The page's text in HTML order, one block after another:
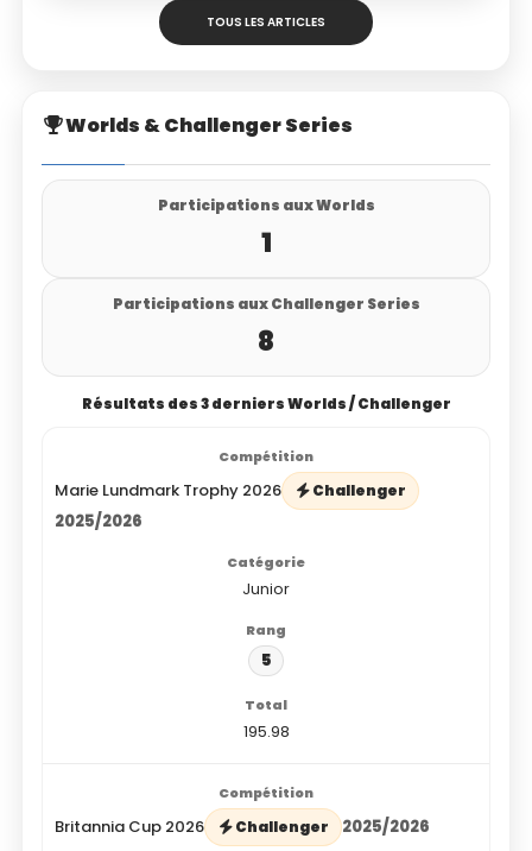
TOUS LES ARTICLES
Worlds & Challenger Series
Participations aux Worlds
1
Participations aux Challenger Series
8
Résultats des 3 derniers Worlds / Challenger
Marie Lundmark Trophy 2026 Challenger
2025/2026
Junior
5
195.98
Britannia Cup 2026 Challenger 2025/2026